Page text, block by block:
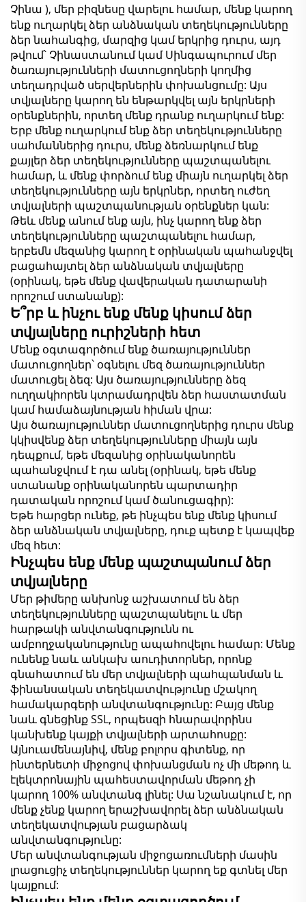
Չինա ), մեր բիզնեսը վարելու համար, մենք կարող
ենք ուղարկել ձեր անձնական տեղեկությունները
ձեր նահանգից, մարզից կամ երկրից դուրս, այդ
թվում՝ Չինաստանում կամ Սինգապուրում մեր
ծառայությունների մատուցողների կողմից
տեղադրված սերվերներին փոխանցումը: Այս
տվյալները կարող են ենթարկվել այն երկրների
օրենքներին, որտեղ մենք դրանք ուղարկում ենք:
Երբ մենք ուղարկում ենք ձեր տեղեկությունները
սահմաններից դուրս, մենք ձեռնարկում ենք
քայլեր ձեր տեղեկությունները պաշտպանելու
համար, և մենք փորձում ենք միայն ուղարկել ձեր
տեղեկությունները այն երկրներ, որտեղ ուժեղ
տվյալների պաշտպանության օրենքներ կան:
Թեև մենք անում ենք այն, ինչ կարող ենք ձեր
տեղեկությունները պաշտպանելու համար,
երբեմն մեզանից կարող է օրինական պահանջվել
բացահայտել ձեր անձնական տվյալները
(օրինակ, եթե մենք վավերական դատարանի
որոշում ստանանք):
Ե՞րբ և ինչու ենք մենք կիսում ձեր
տվյալները ուրիշների հետ
Մենք օգտագործում ենք ծառայություններ
մատուցողներ՝ օգնելու մեզ ծառայություններ
մատուցել ձեզ: Այս ծառայությունները ձեզ
ուղղակիորեն կտրամադրվեն ձեր հաստատման
կամ համաձայնության հիման վրա:
Այս ծառայություններ մատուցողներից դուրս մենք
կկիսվենք ձեր տեղեկությունները միայն այն
դեպքում, եթե մեզանից օրինականորեն
պահանջվում է դա անել (օրինակ, եթե մենք
ստանանք օրինականորեն պարտադիր
դատական որոշում կամ ծանուցագիր):
Եթե հարցեր ունեք, թե ինչպես ենք մենք կիսում
ձեր անձնական տվյալները, դուք պետք է կապվեք
մեզ հետ:
Ինչպես ենք մենք պաշտպանում ձեր
տվյալները
Մեր թիմերը անխոնջ աշխատում են ձեր
տեղեկությունները պաշտպանելու և մեր
հարթակի անվտանգությունն ու
ամբողջականությունը ապահովելու համար: Մենք
ունենք նաև անկախ աուդիտորներ, որոնք
գնահատում են մեր տվյալների պահպանման և
ֆինանսական տեղեկատվությունը մշակող
համակարգերի անվտանգությունը: Բայց մենք
նաև գնեցինք SSL, որպեսզի հնարավորինս
կանխենք կայքի տվյալների արտահոսքը:
Այնուամենայնիվ, մենք բոլորս գիտենք, որ
ինտերնետի միջոցով փոխանցման ոչ մի մեթոդ և
էլեկտրոնային պահեստավորման մեթոդ չի
կարող 100% անվտանգ լինել: Սա նշանակում է, որ
մենք չենք կարող երաշխավորել ձեր անձնական
տեղեկատվության բացարձակ
անվտանգությունը:
Մեր անվտանգության միջոցառումների մասին
լրացուցիչ տեղեկություններ կարող եք գտնել մեր
կայքում: